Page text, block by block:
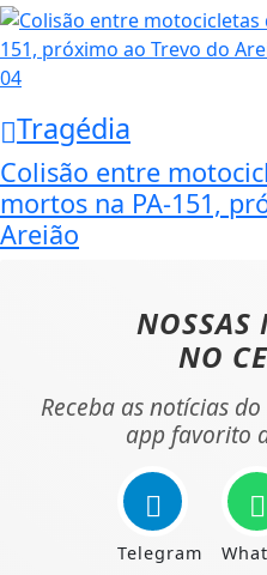
04
Tragédia
Colisão entre
mortos na PA-151,
Areião
NOSSAS
NO
Receba as notícias
app favorito
Telegram